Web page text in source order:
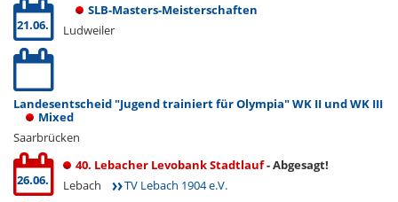
SLB-Masters-Meisterschaften
21.06.
Ludweiler
Landesentscheid "Jugend trainiert für Olympia" WK II und WK III
Mixed
Saarbrücken
40. Lebacher Levobank Stadtlauf- Abgesagt!
26.06.
Lebach
TV Lebach 1904 e.V.